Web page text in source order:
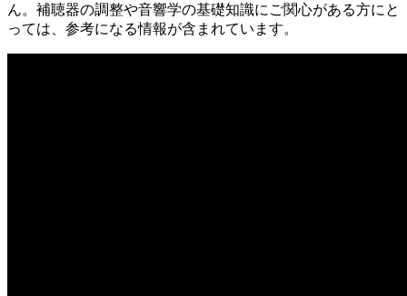
ん。補聴器の調整や音響学の基礎知識にご関心がある方にと
っては、参考になる情報が含まれています。